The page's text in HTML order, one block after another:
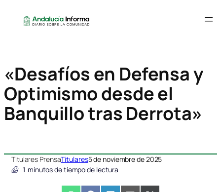
«Desafíos en Defensa y
Optimismo desde el
Banquillo tras Derrota»
Titulares PrensaTitulares5 de noviembre de 2025
1 minutos de tiempo de lectura